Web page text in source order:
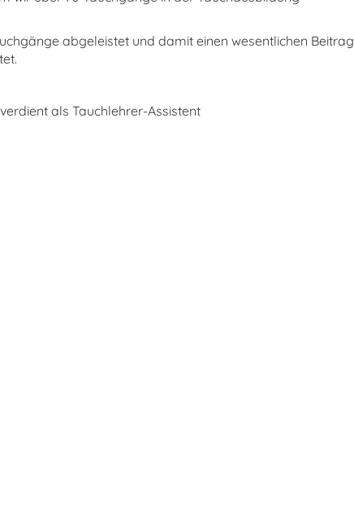
abgeleistet und damit einen wesentlichen Beitrag
als Tauchlehrer-Assistent